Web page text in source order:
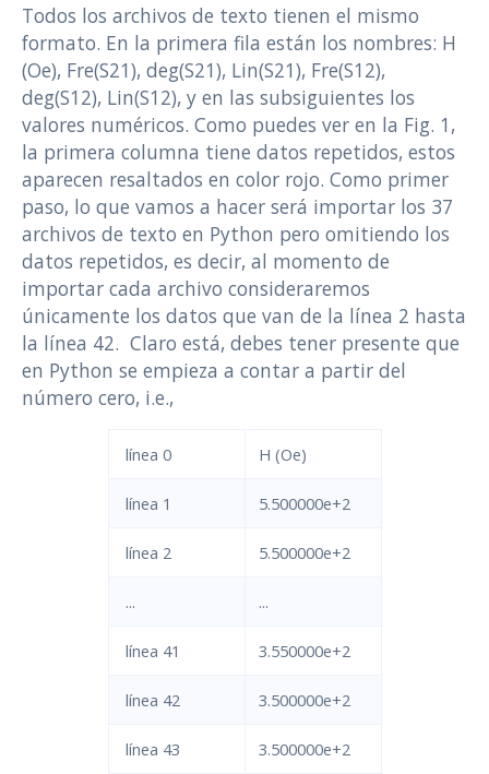
Todos los archivos de texto tienen el mismo
formato. En la primera fila están los nombres: H
(Oe), Fre(S21), deg(S21), Lin(S21), Fre(S12),
deg(S12), Lin(S12), y en las subsiguientes los
valores numéricos. Como puedes ver en la Fig. 1,
la primera columna tiene datos repetidos, estos
aparecen resaltados en color rojo. Como primer
paso, lo que vamos a hacer será importar los 37
archivos de texto en Python pero omitiendo los
datos repetidos, es decir, al momento de
importar cada archivo consideraremos
únicamente los datos que van de la línea 2 hasta
la línea 42. Claro está, debes tener presente que
en Python se empieza a contar a partir del
número cero, i.e.,
línea 0 H (Oe)
línea 1 5.500000e+2
línea 2 5.500000e+2
... ...
línea 41 3.550000e+2
línea 42 3.500000e+2
línea 43 3.500000e+2